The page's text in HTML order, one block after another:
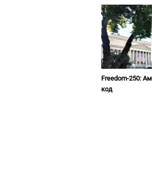
Freedom-250:
код